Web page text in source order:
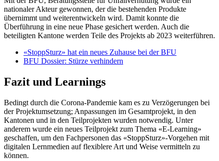
nationaler Akteur gewonnen, der die bestehenden Produkte
übernimmt und weiterentwickeln wird. Damit konnte die
Überführung in eine neue Phase gesichert werden. Auch die
beteiligten Kantone werden Teile des Projekts ab 2023 weiterführen.
«StoppSturz» hat ein neues Zuhause bei der BFU
BFU Dossier: Stürze verhindern
Fazit und Learnings
Bedingt durch die Corona-Pandemie kam es zu Verzögerungen bei
der Projektumsetzung; Anpassungen im Gesamtprojekt, in den
Kantonen und in den Teilprojekten wurden notwendig. Unter
anderem wurde ein neues Teilprojekt zum Thema «E-Learning»
geschaffen, um den Fachpersonen das «StoppSturz»-Vorgehen mit
digitalen Lernmedien auf flexiblere Art und Weise vermitteln zu
können.